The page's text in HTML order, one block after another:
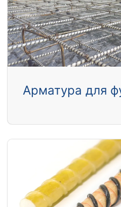
Арматура для